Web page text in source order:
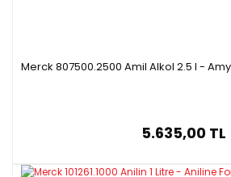
Merck 807500.2500 Amil Alkol 2.5 l -
5.635,00 TL